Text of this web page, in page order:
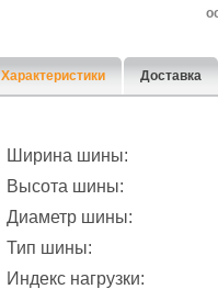
Характеристики Доставка
Ширина шины:
Высота шины:
Диаметр шины:
Тип шины:
Индекс нагрузки: